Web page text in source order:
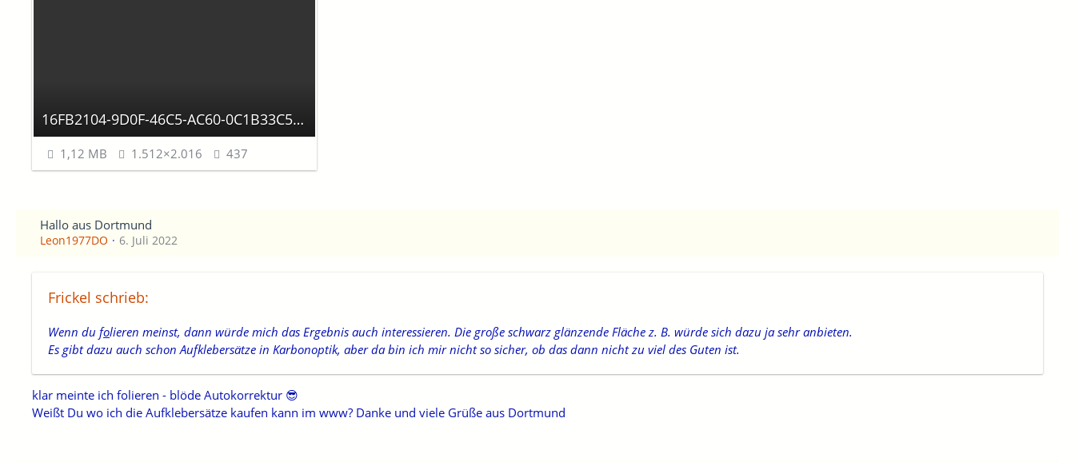
16FB2104-9D0F-46C5-AC60-0C1B33C5B2E3.jpeg
1,12 MB 1.512×2.016 437
Hallo aus Dortmund
Leon1977DO 6. Juli 2022
Frickel schrieb:
Wenn du folieren meinst, dann würde mich das Ergebnis auch interessieren. Die große schwarz glänzende Fläche z. B. würde sich dazu ja sehr anbieten.
Es gibt dazu auch schon Aufklebersätze in Karbonoptik, aber da bin ich mir nicht so sicher, ob das dann nicht zu viel des Guten ist.
klar meinte ich folieren - blöde Autokorrektur 😎
Weißt Du wo ich die Aufklebersätze kaufen kann im www? Danke und viele Grüße aus Dortmund